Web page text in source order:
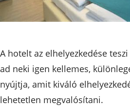
A hotelt az elhelyezkedése
ad neki igen kellemes,
nyújtja, amit kiváló
lehetetlen megvalósítani.